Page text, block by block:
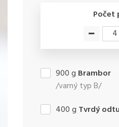
Počet
900g Brambor
/varný typ B/
400g Tvrdý